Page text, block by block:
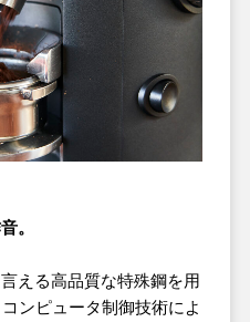
。
える高品質な特殊鋼を用
ンピュータ制御技術によ